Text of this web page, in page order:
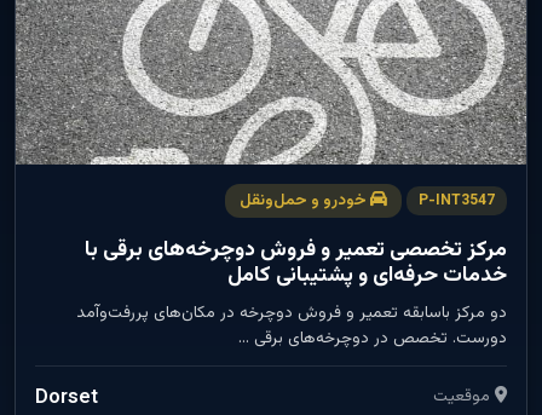
P-INT3547 خودرو و حمل‌ونقل
مرکز تخصصی تعمیر و فروش دوچرخه‌های برقی با
خدمات حرفه‌ای و پشتیبانی کامل
دو مرکز باسابقه تعمیر و فروش دوچرخه در مکان‌های پررفت‌وآمد
دورست. تخصص در دوچرخه‌های برقی …
موقعیت Dorset